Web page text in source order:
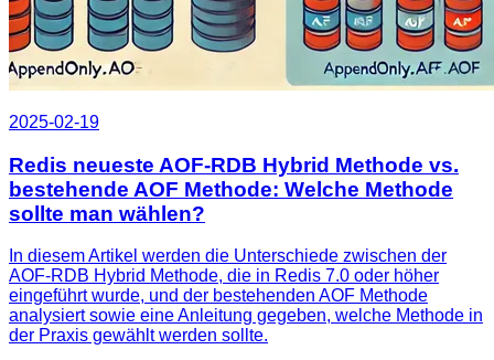
2025-02-19
Redis neueste AOF-RDB Hybrid Methode vs.
bestehende AOF Methode: Welche Methode
sollte man wählen?
In diesem Artikel werden die Unterschiede zwischen der
AOF-RDB Hybrid Methode, die in Redis 7.0 oder höher
eingeführt wurde, und der bestehenden AOF Methode
analysiert sowie eine Anleitung gegeben, welche Methode in
der Praxis gewählt werden sollte.